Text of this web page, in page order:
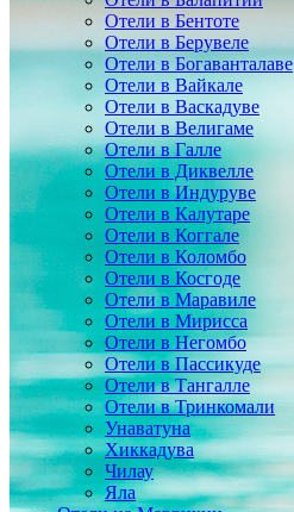
Отели в Бентоте
Отели в Берувеле
Отели в Богаванталаве
Отели в Вайкале
Отели в Васкадуве
Отели в Велигаме
Отели в Галле
Отели в Диквелле
Отели в Индуруве
Отели в Калутаре
Отели в Коггале
Отели в Коломбо
Отели в Косгоде
Отели в Маравиле
Отели в Мирисса
Отели в Негомбо
Отели в Пассикуде
Отели в Тангалле
Отели в Тринкомали
Унаватуна
Хиккадува
Чилау
Яла